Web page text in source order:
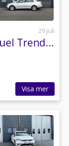
29 juli
Volkswagen Jetta 1.6 Multifuel Trendline. Obs endast 7800 mil
Visa mer